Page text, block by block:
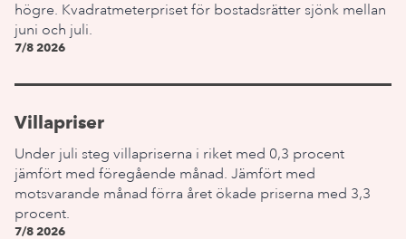
högre. Kvadratmeterpriset för bostadsrätter sjönk mellan
juni och juli.
7/8 2026
Villapriser
Under juli steg villapriserna i riket med 0,3 procent
jämfört med föregående månad. Jämfört med
motsvarande månad förra året ökade priserna med 3,3
procent.
7/8 2026